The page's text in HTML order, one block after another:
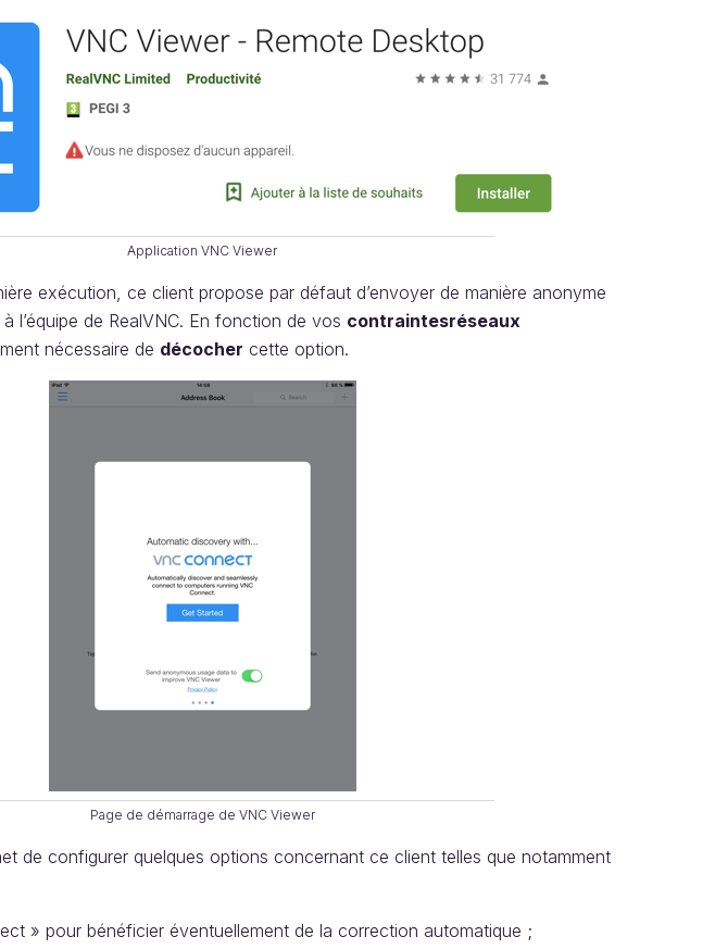
Application VNC Viewer
exécution, ce client propose par défaut d’envoyer de manière anonyme
à l’équipe de RealVNC. En fonction de vos contraintesréseaux
nécessaire de décocher cette option.
Page de démarrage de VNC Viewer
de configurer quelques options concernant ce client telles que notamment
» pour bénéficier éventuellement de la correction automatique ;